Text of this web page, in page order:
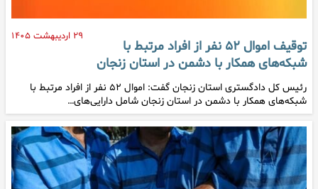
۲۹ اردیبهشت ۱۴۰۵
توقیف اموال ۵۲ نفر از افراد مرتبط با
شبکه‌های همکار با دشمن در استان زنجان
رئیس کل دادگستری استان زنجان گفت: اموال ۵۲ نفر از افراد مرتبط با
شبکه‌های همکار با دشمن در استان زنجان شامل دارایی‌های…